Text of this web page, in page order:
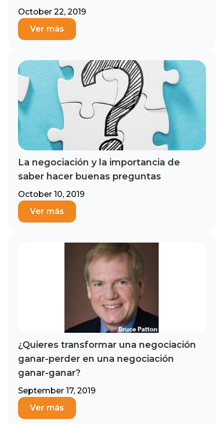
October 22, 2019
Ver más
La negociación y la importancia de
saber hacer buenas preguntas
October 10, 2019
Ver más
¿Quieres transformar una negociación
ganar-perder en una negociación
ganar-ganar?
September 17, 2019
Ver más